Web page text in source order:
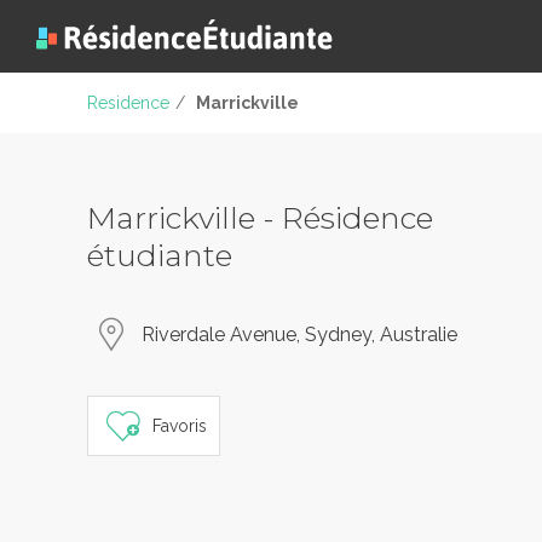
Residence / Marrickville
Marrickville - Résidence
étudiante
Riverdale Avenue, Sydney, Australie
Favoris